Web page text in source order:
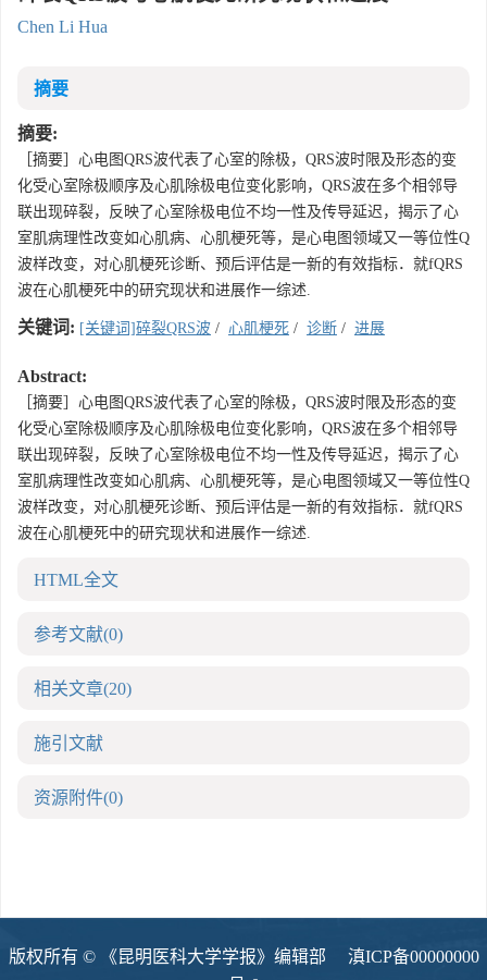
Chen Li Hua
摘要
摘要:
［摘要］心电图QRS波代表了心室的除极，QRS波时限及形态的变
化受心室除极顺序及心肌除极电位变化影响，QRS波在多个相邻导
联出现碎裂，反映了心室除极电位不均一性及传导延迟，揭示了心
室肌病理性改变如心肌病、心肌梗死等，是心电图领域又一等位性Q
波样改变，对心肌梗死诊断、预后评估是一新的有效指标．就fQRS
波在心肌梗死中的研究现状和进展作一综述.
关键词: [关键词]碎裂QRS波 / 心肌梗死 / 诊断 / 进展
Abstract:
［摘要］心电图QRS波代表了心室的除极，QRS波时限及形态的变
化受心室除极顺序及心肌除极电位变化影响，QRS波在多个相邻导
联出现碎裂，反映了心室除极电位不均一性及传导延迟，揭示了心
室肌病理性改变如心肌病、心肌梗死等，是心电图领域又一等位性Q
波样改变，对心肌梗死诊断、预后评估是一新的有效指标．就fQRS
波在心肌梗死中的研究现状和进展作一综述.
HTML全文
参考文献(0)
相关文章(20)
施引文献
资源附件(0)
版权所有 © 《昆明医科大学学报》编辑部 滇ICP备00000000